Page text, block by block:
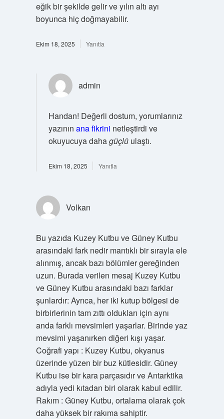
eğik bir şekilde gelir ve yılın altı ayı
boyunca hiç doğmayabilir.
Ekim 18, 2025 Yanıtla
admin
Handan! Değerli dostum, yorumlarınız
yazının ana fikrini netleştirdi ve
okuyucuya dahagüçlüulaştı.
Ekim 18, 2025 Yanıtla
Volkan
Bu yazıda Kuzey Kutbu ve Güney Kutbu
arasındaki fark nedir mantıklı bir sırayla ele
alınmış, ancak bazı bölümler gereğinden
uzun. Burada verilen mesaj Kuzey Kutbu
ve Güney Kutbu arasındaki bazı farklar
şunlardır: Ayrıca, her iki kutup bölgesi de
birbirlerinin tam zıttı oldukları için aynı
anda farklı mevsimleri yaşarlar. Birinde yaz
mevsimi yaşanırken diğeri kışı yaşar.
Coğrafi yapı : Kuzey Kutbu, okyanus
üzerinde yüzen bir buz kütlesidir. Güney
Kutbu ise bir kara parçasıdır ve Antarktika
adıyla yedi kıtadan biri olarak kabul edilir.
Rakım : Güney Kutbu, ortalama olarak çok
daha yüksek bir rakıma sahiptir.